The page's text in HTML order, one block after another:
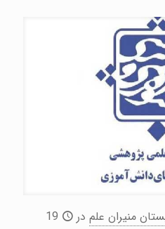
منیران علم در
19